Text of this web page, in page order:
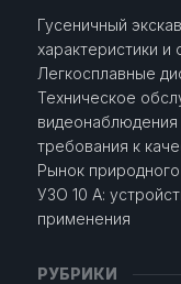
Гусеничный
характеристики и
Легкосплавные
Техническое
требования к
Рынок
УЗО 10 А:
применения
РУБРИКИ